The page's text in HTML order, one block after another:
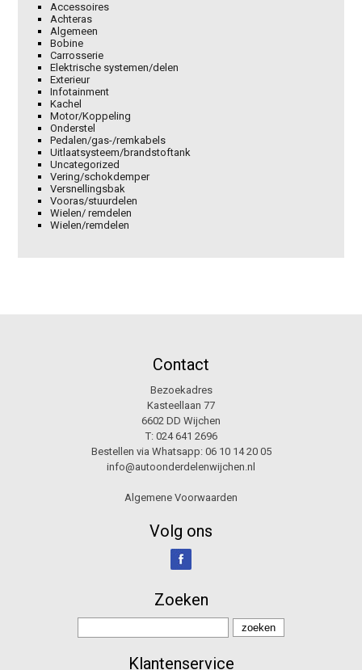
Accessoires
Achteras
Algemeen
Bobine
Carrosserie
Elektrische systemen/delen
Exterieur
Infotainment
Kachel
Motor/Koppeling
Onderstel
Pedalen/gas-/remkabels
Uitlaatsysteem/brandstoftank
Uncategorized
Vering/schokdemper
Versnellingsbak
Vooras/stuurdelen
Wielen/ remdelen
Wielen/remdelen
Contact
Bezoekadres
Kasteellaan 77
6602 DD Wijchen
T: 024 641 2696
Bestellen via Whatsapp: 06 10 14 20 05
info@autoonderdelenwijchen.nl
Algemene Voorwaarden
Volg ons
Zoeken
Klantenservice